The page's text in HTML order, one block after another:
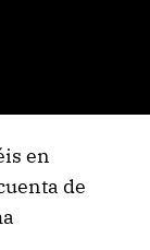
en
de